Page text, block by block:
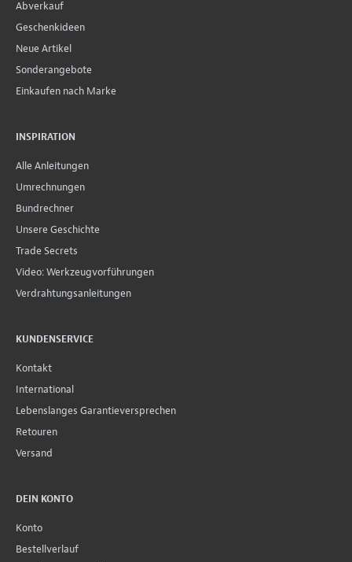
Abverkauf
Geschenkideen
Neue Artikel
Sonderangebote
Einkaufen nach Marke
INSPIRATION
Alle Anleitungen
Umrechnungen
Bundrechner
Unsere Geschichte
Trade Secrets
Video: Werkzeugvorführungen
Verdrahtungsanleitungen
KUNDENSERVICE
Kontakt
International
Lebenslanges Garantieversprechen
Retouren
Versand
DEIN KONTO
Konto
Bestellverlauf